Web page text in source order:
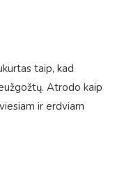
taip, kad
Atrodo kaip
ir erdviam